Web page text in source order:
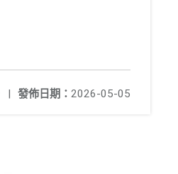
發佈日期： 2026-05-05
|